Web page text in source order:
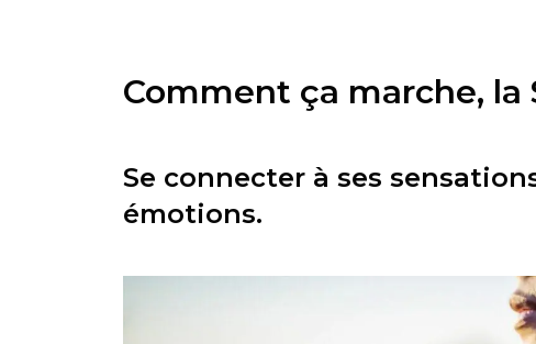
Comment ça marche, la
Se connecter à ses
émotions.